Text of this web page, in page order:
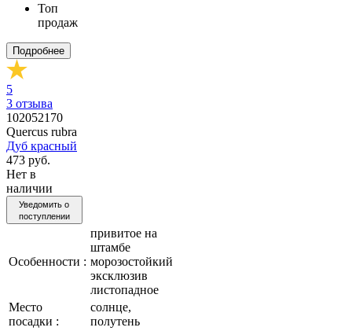
Топ
продаж
Подробнее
5
3 отзыва
102052170
Quercus rubra
Дуб красный
473 руб.
Нет в
наличии
Уведомить о
поступлении
Особенности :
привитое на
штамбе
морозостойкий
эксклюзив
листопадное
Место
посадки :
солнце,
полутень